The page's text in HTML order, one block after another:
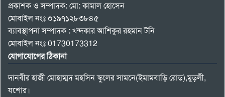
প্রকাশক ও সম্পাদক: মো: কামাল হোসেন
মোবাইল নংঃ ০১৯৭১২৮৩৮৪৫
ব্যাবস্থাপনা সম্পাদক : খন্দকার আশিকুর রহমান টনি
মোবাইল নংঃ 01730173312
যোগাযোগের ঠিকানা
দানবীর হাজী মোহাম্মদ মহসিন স্কুলের সামনে(ইমামবাড়ি রোড),মুড়লী,
যশোর।